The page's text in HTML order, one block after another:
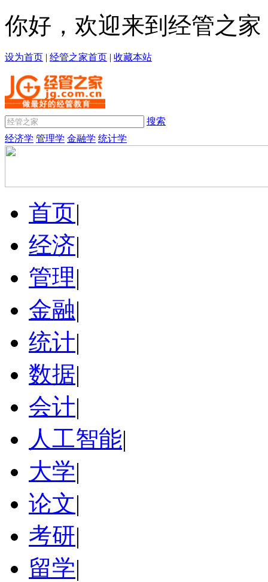
你好，欢迎来到经管之家
设为首页 | 经管之家首页 | 收藏本站
搜索
经济学 管理学 金融学 统计学
首页|
经济|
管理|
金融|
统计|
数据|
会计|
人工智能|
大学|
论文|
考研|
留学|